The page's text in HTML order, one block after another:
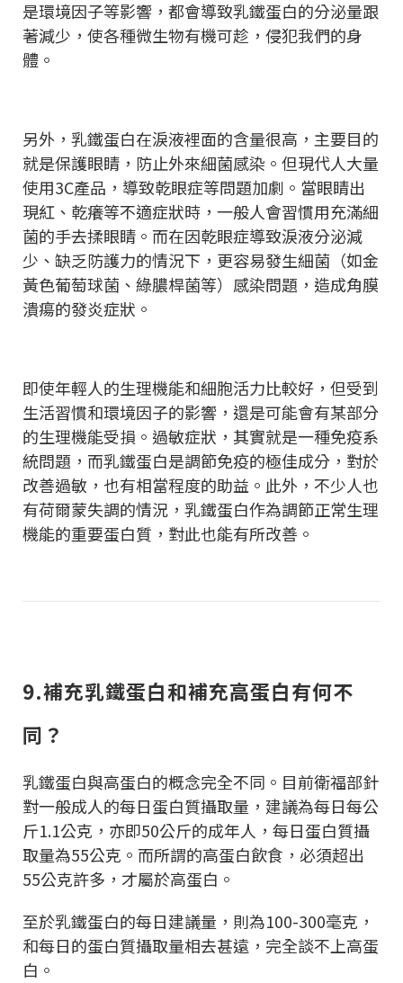
是環境因子等影響，都會導致乳鐵蛋白的分泌量跟
著減少，使各種微生物有機可趁，侵犯我們的身
體。
另外，乳鐵蛋白在淚液裡面的含量很高，主要目的
就是保護眼睛，防止外來細菌感染。但現代人大量
使用3C產品，導致乾眼症等問題加劇。當眼睛出
現紅、乾癢等不適症狀時，一般人會習慣用充滿細
菌的手去揉眼睛。而在因乾眼症導致淚液分泌減
少、缺乏防護力的情況下，更容易發生細菌（如金
黃色葡萄球菌、綠膿桿菌等）感染問題，造成角膜
潰瘍的發炎症狀。
即使年輕人的生理機能和細胞活力比較好，但受到
生活習慣和環境因子的影響，還是可能會有某部分
的生理機能受損。過敏症狀，其實就是一種免疫系
統問題，而乳鐵蛋白是調節免疫的極佳成分，對於
改善過敏，也有相當程度的助益。此外，不少人也
有荷爾蒙失調的情況，乳鐵蛋白作為調節正常生理
機能的重要蛋白質，對此也能有所改善。
9.補充乳鐵蛋白和補充高蛋白有何不
同？
乳鐵蛋白與高蛋白的概念完全不同。目前衛福部針
對一般成人的每日蛋白質攝取量，建議為每日每公
斤1.1公克，亦即50公斤的成年人，每日蛋白質攝
取量為55公克。而所謂的高蛋白飲食，必須超出
55公克許多，才屬於高蛋白。
至於乳鐵蛋白的每日建議量，則為100-300毫克，
和每日的蛋白質攝取量相去甚遠，完全談不上高蛋
白。